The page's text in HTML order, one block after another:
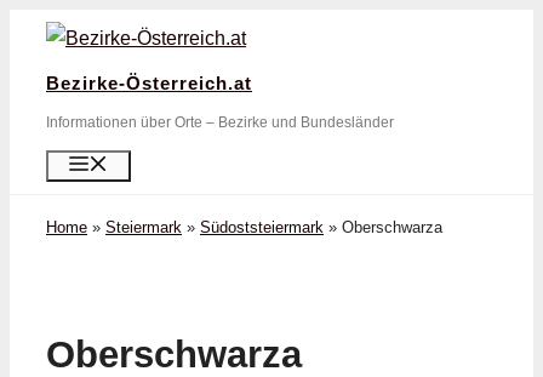
Zum
springen
Bezirke-Österreich.at
Informationen über Orte – Bezirke und Bundesländer
Home » Steiermark » Südoststeiermark » Oberschwarza
Oberschwarza